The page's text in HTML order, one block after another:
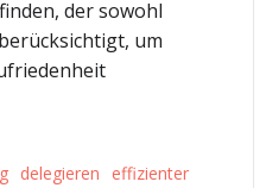
der sowohl
um
delegieren
effizienter